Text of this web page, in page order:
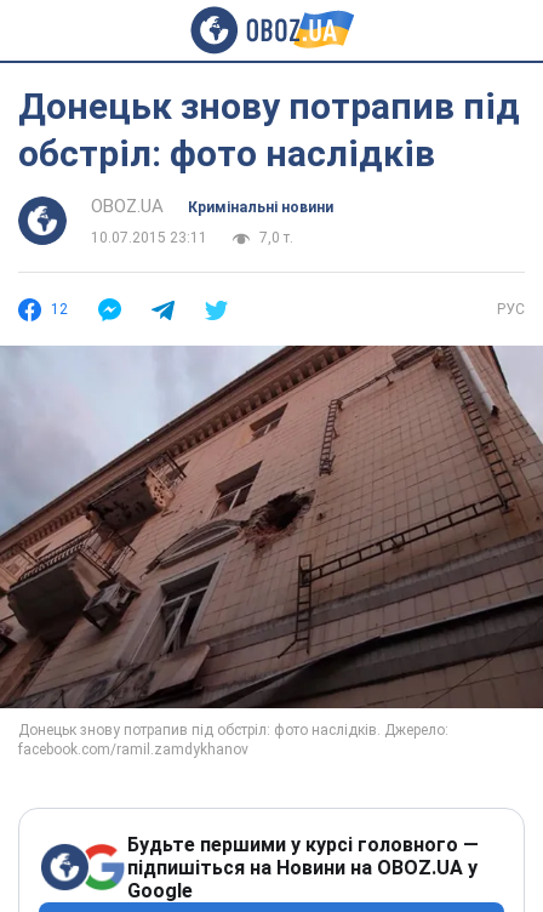
Донецьк знову потрапив під
обстріл: фото наслідків
OBOZ.UA
Кримінальні новини
10.07.2015 23:11
7,0 т.
12 РУС
Будьте першими у курсі головного —
підпишіться на Новини на OBOZ.UA у
Google